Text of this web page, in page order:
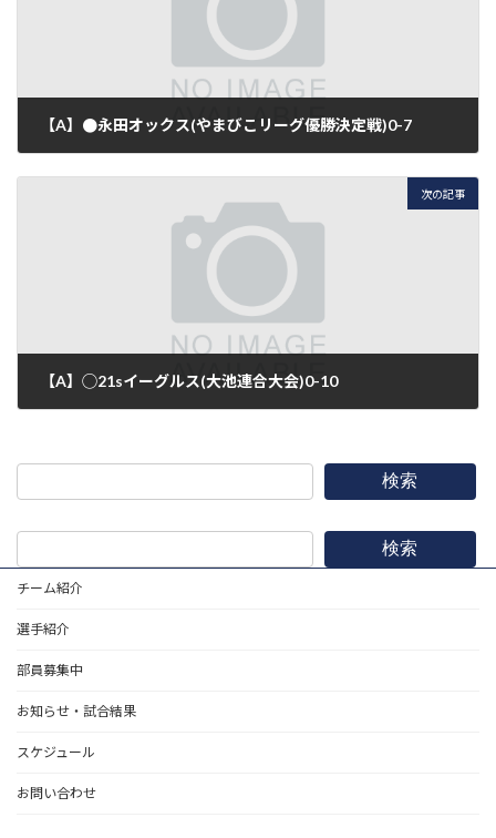
【A】●永田オックス(やまびこリーグ優勝決定戦)0-7
次の記事
【A】◯21sイーグルス(大池連合大会)0-10
検索
検索
チーム紹介
選手紹介
部員募集中
お知らせ・試合結果
スケジュール
お問い合わせ